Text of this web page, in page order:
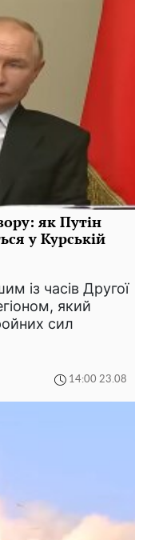
як Путін
у Курській
із часів Другої
який
сил
14:00 23.08